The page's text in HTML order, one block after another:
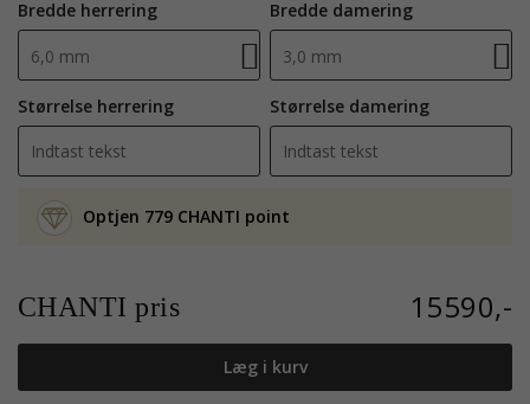
Bredde herrering
6,0 mm
Størrelse herrering
Bredde damering
3,0 mm
Størrelse damering
Optjen 779 CHANTI point
CHANTI pris 15590,-
Læg i kurv